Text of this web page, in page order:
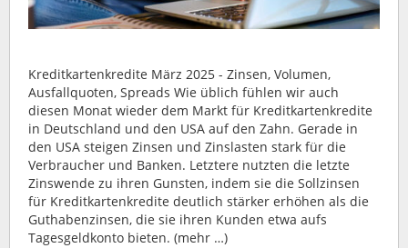
Kreditkartenkredite März 2025 - Zinsen, Volumen,
Ausfallquoten, Spreads Wie üblich fühlen wir auch
diesen Monat wieder dem Markt für Kreditkartenkredite
in Deutschland und den USA auf den Zahn. Gerade in
den USA steigen Zinsen und Zinslasten stark für die
Verbraucher und Banken. Letztere nutzten die letzte
Zinswende zu ihren Gunsten, indem sie die Sollzinsen
für Kreditkartenkredite deutlich stärker erhöhen als die
Guthabenzinsen, die sie ihren Kunden etwa aufs
Tagesgeldkonto bieten. (mehr …)